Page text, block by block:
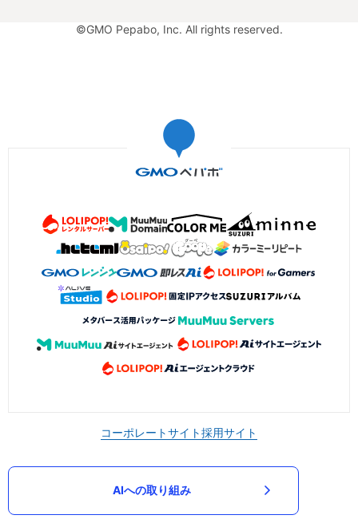
©GMO Pepabo, Inc. All rights reserved.
コーポレートサイト採用サイト
AIへの取り組み